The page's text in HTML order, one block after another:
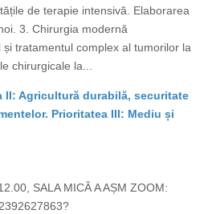
de terapie intensivă. Elaborarea
3. Chirurgia modernă
tratamentul complex al tumorilor la
chirurgicale la...
II: Agricultură durabilă, securitate
Prioritatea III: Mediu și
SALA MICĂ A AȘM ZOOM: